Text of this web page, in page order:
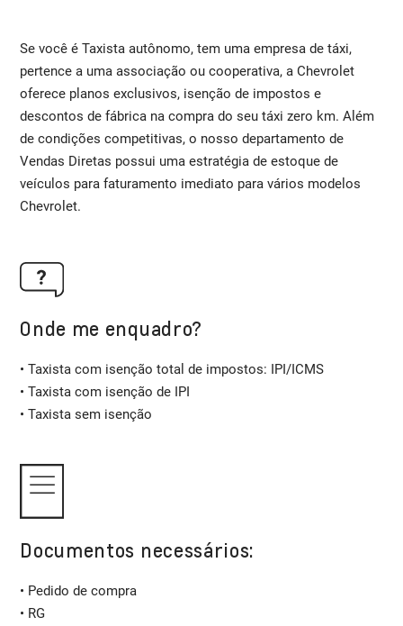
Se você é Taxista autônomo, tem uma empresa de táxi,
pertence a uma associação ou cooperativa, a Chevrolet
oferece planos exclusivos, isenção de impostos e
descontos de fábrica na compra do seu táxi zero km. Além
de condições competitivas, o nosso departamento de
Vendas Diretas possui uma estratégia de estoque de
veículos para faturamento imediato para vários modelos
Chevrolet.
Onde me enquadro?
• Taxista com isenção total de impostos: IPI/ICMS
• Taxista com isenção de IPI
• Taxista sem isenção
Documentos necessários:
• Pedido de compra
• RG